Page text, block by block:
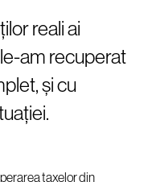
reali ai
am recuperat
și cu